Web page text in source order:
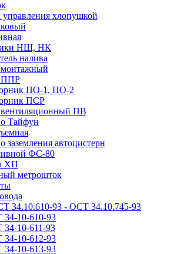
хлопушкой
НШ, НК
налива
ППР
ПО-1, ПО-2
ПСР
ПВ
Тайфун
заземления автоцистерн
ФС-80
ХП
метрошток
34.10.610-93 - ОСТ 34.10.745-93
10-610-93
10-611-93
10-612-93
10-613-93